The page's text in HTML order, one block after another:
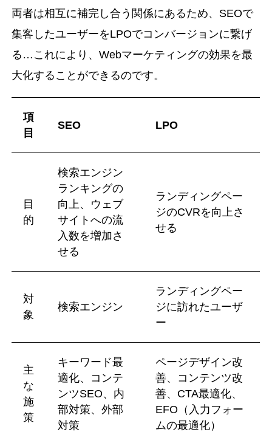
両者は相互に補完し合う関係にあるため、SEOで
集客したユーザーをLPOでコンバージョンに繋げ
る…これにより、Webマーケティングの効果を最
大化することができるのです。
項
目
SEO LPO
目
的
検索エンジン
ランキングの
向上、ウェブ
サイトへの流
入数を増加さ
せる
ランディングペー
ジのCVRを向上さ
せる
対
象
検索エンジン
ランディングペー
ジに訪れたユーザ
ー
主
な
施
策
キーワード最
適化、コンテ
ンツSEO、内
部対策、外部
対策
ページデザイン改
善、コンテンツ改
善、CTA最適化、
EFO（入力フォー
ムの最適化）